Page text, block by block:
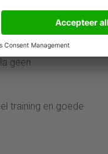
Big Four
om
geen
training en goede